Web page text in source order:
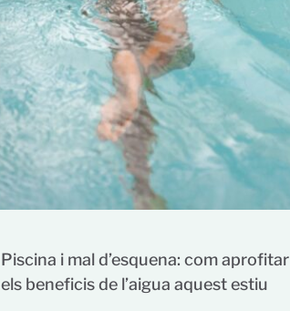
Piscina i mal d’esquena: com aprofitar
els beneficis de l’aigua aquest estiu